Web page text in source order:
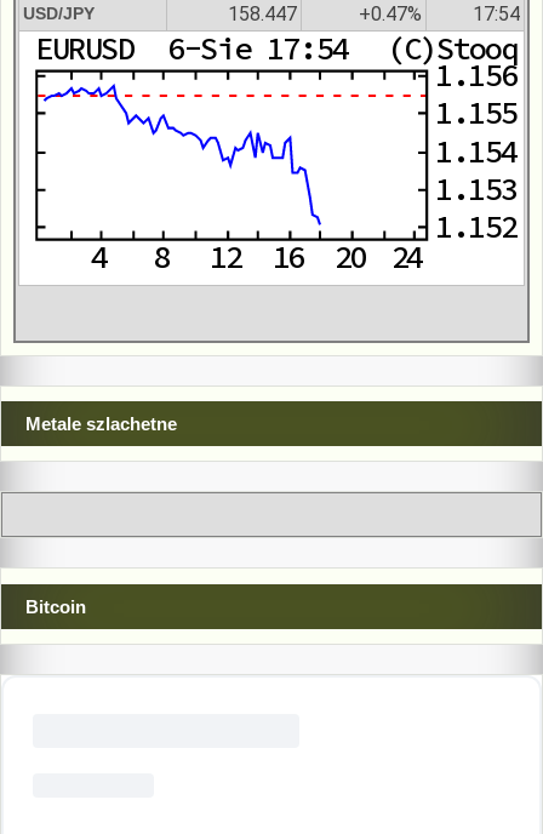
USD/JPY 158.447 +0.47% 17:54
Metale szlachetne
Bitcoin